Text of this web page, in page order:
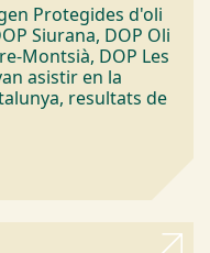
Protegides d'oli
Siurana, DOP Oli
Montsià, DOP Les
asistir en la
resultats de